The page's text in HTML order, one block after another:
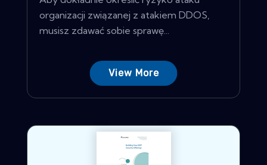
organizacji związanej z atakiem DDOS,
musisz zdawać sobie sprawę...
View More